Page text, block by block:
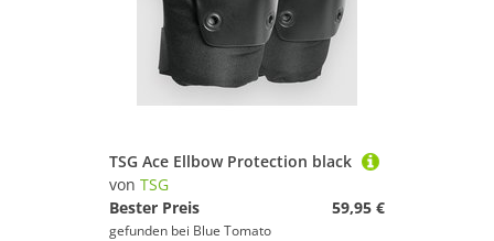
TSG Ace Ellbow Protection black
von TSG
Bester Preis
59,95 €
gefunden bei Blue Tomato